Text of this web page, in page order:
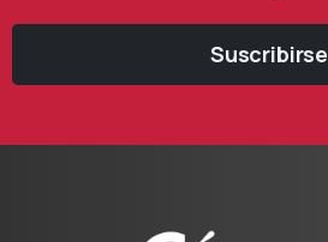
Suscribirse